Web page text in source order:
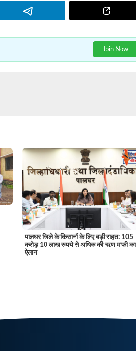
Join Now
पालघर जिले के किसानों के लिए बड़ी राहत: 105
करोड़ 10 लाख रुपये से अधिक की ऋण माफी का
ऐलान